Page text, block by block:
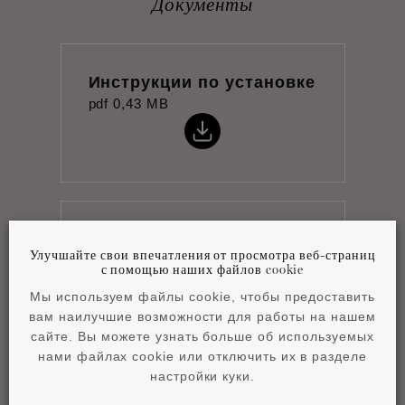
Инструкции по установке
pdf 0,43 MB
pdf 4,2 MB
Улучшайте свои впечатления от просмотра веб-страниц
с помощью наших файлов cookie
Мы используем файлы cookie, чтобы предоставить
вам наилучшие возможности для работы на нашем
сайте. Вы можете узнать больше об используемых
нами файлах cookie или отключить их в разделе
настройки куки.